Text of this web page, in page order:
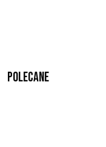
Polecane